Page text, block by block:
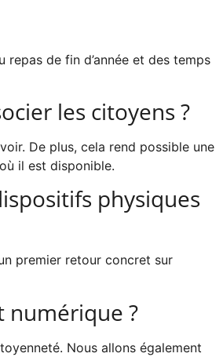
de fin d’année et des temps
les citoyens ?
De plus, cela rend possible une
il est disponible.
physiques
premier retour concret sur
numérique ?
Nous allons également